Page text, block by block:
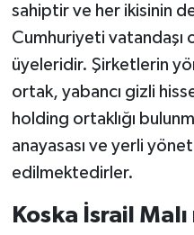
sahiptir ve her ikisinin
Cumhuriyeti vatandaşı
üyeleridir. Şirketlerin
ortak, yabancı gizli
holding ortaklığı
anayasası ve yerli
edilmektedirler.
Koska İsrail Malı